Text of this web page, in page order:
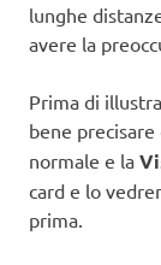
lunghe
avere la
Prima di
bene
normale e la
card e lo
prima.